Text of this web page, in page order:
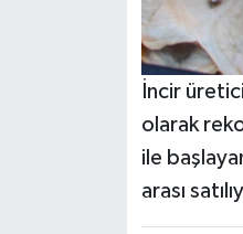
İncir
olarak
ile
arası